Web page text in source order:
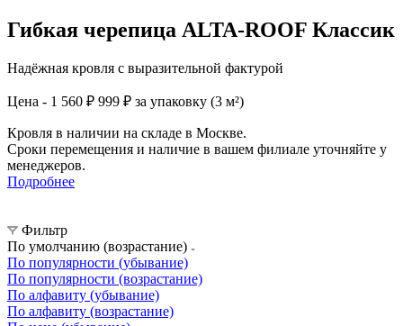
Гибкая черепица ALTA-ROOF Классик
Надёжная кровля с выразительной фактурой
Цена - 1 560 ₽ 999 ₽ за упаковку (3 м²)
Кровля в наличии на складе в Москве.
Сроки перемещения и наличие в вашем филиале уточняйте у
менеджеров.
Подробнее
Фильтр
По умолчанию (возрастание)
По популярности (убывание)
По популярности (возрастание)
По алфавиту (убывание)
По алфавиту (возрастание)